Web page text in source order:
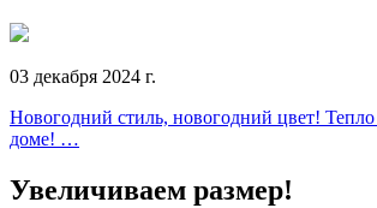
03 декабря 2024 г.
Новогодний стиль, новогодний цвет!
доме! …
Увеличиваем размер!